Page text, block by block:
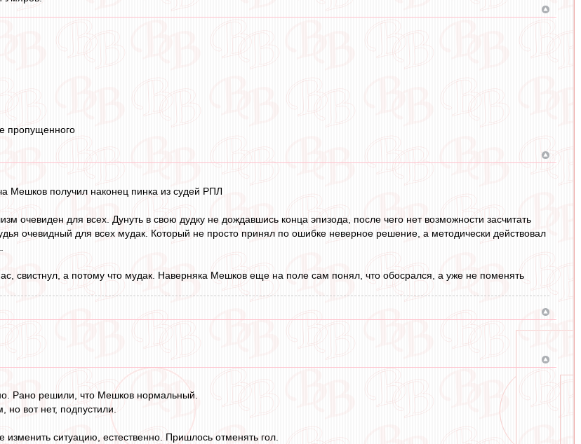
пропущенного
Мешков получил наконец пинка из судей РПЛ
очевиден для всех. Дунуть в свою дудку не дождавшись конца эпизода, после чего нет возможности засчитать
очевидный для всех мудак. Который не просто принял по ошибке неверное решение, а методически действовал
свистнул, а потому что мудак. Наверняка Мешков еще на поле сам понял, что обосрался, а уже не поменять
Рано решили, что Мешков нормальный.
но вот нет, подпустили.
изменить ситуацию, естественно. Пришлось отменять гол.